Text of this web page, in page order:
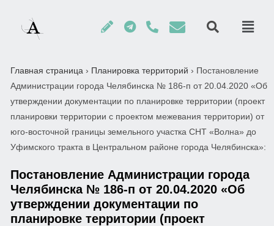
Главная страница › Планировка территорий › Постановление
Администрации города Челябинска № 186-п от 20.04.2020 «Об
утверждении документации по планировке территории (проект
планировки территории с проектом межевания территории) от
юго-восточной границы земельного участка СНТ «Волна» до
Уфимского тракта в Центральном районе города Челябинска»:
Постановление Администрации города
Челябинска № 186-п от 20.04.2020 «Об
утверждении документации по
планировке территории (проект